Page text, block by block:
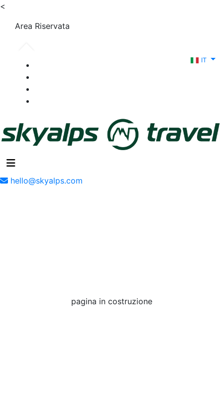
<
Area Riservata
IT
hello@skyalps.com
pagina in costruzione